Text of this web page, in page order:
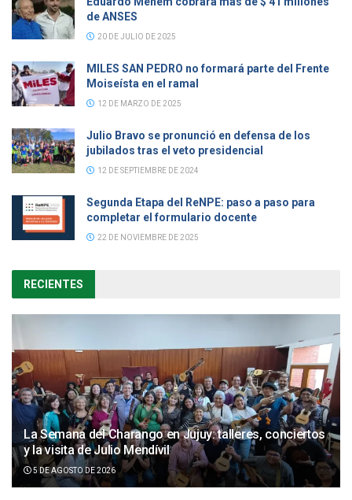
de ANSES
20 DE JULIO DE 2025
MILES SAN PEDRO no formará parte del Frente
Moiseísta en el ramal
12 DE MARZO DE 2025
Julio Bravo se pronunció en defensa de los
jubilados tras el veto presidencial
12 DE SEPTIEMBRE DE 2024
Segunda Etapa del ReNPE: paso a paso para
completar el formulario docente
22 DE NOVIEMBRE DE 2025
RECIENTES
La Semana del Charango en Jujuy: talleres, conciertos
y la visita de Julio Mendívil
5 DE AGOSTO DE 2026